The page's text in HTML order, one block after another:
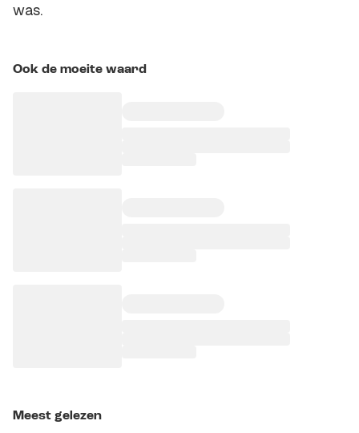
was.
Ook de moeite waard
Meest gelezen